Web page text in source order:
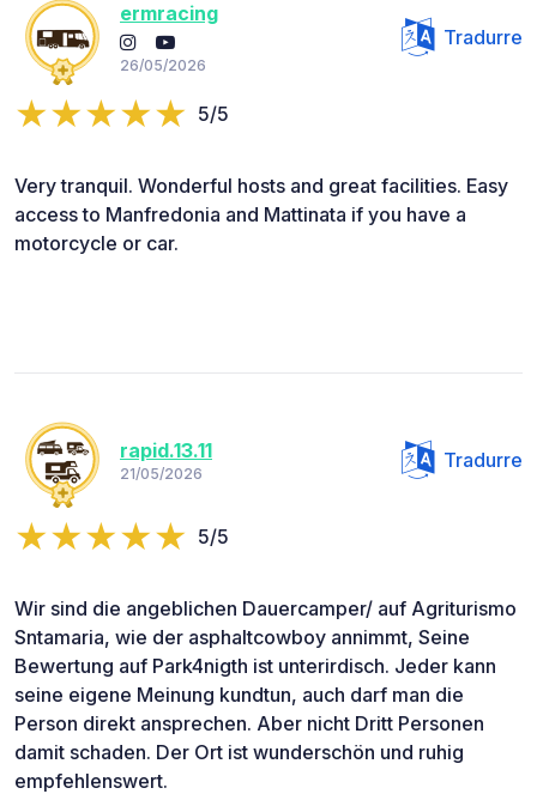
ermracing
26/05/2026
Tradurre
5/5
Very tranquil. Wonderful hosts and great facilities. Easy
access to Manfredonia and Mattinata if you have a
motorcycle or car.
rapid.13.11
21/05/2026
Tradurre
5/5
Wir sind die angeblichen Dauercamper/ auf Agriturismo
Sntamaria, wie der asphaltcowboy annimmt, Seine
Bewertung auf Park4nigth ist unterirdisch. Jeder kann
seine eigene Meinung kundtun, auch darf man die
Person direkt ansprechen. Aber nicht Dritt Personen
damit schaden. Der Ort ist wunderschön und ruhig
empfehlenswert.